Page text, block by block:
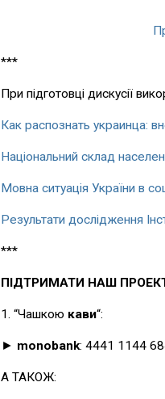
***
При підготовці дискусії
Как распознать украинца:
Національний склад
Мовна ситуація України в
Результати дослідження
***
ПІДТРИМАТИ НАШ
1. “Чашкою кави“:
► monobank: 4441 1144
А ТАКОЖ: